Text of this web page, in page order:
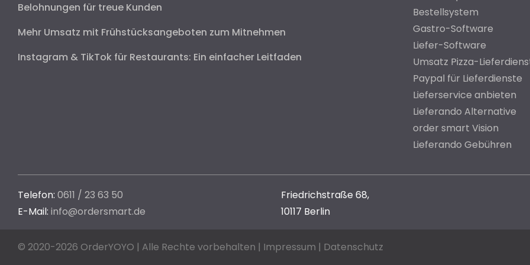
Belohnungen für treue Kunden
Mehr Umsatz mit Frühstücksangeboten zum Mitnehmen
Instagram & TikTok für Restaurants: Ein einfacher Leitfaden
Bestellsystem
Gastro-Software
Liefer-Software
Umsatz Pizza-
Paypal für Lieferdienste
Lieferservice anbieten
Lieferando Alternative
order smart Vision
Lieferando Gebühren
Telefon: 0611 / 23 63 50
E-Mail: info@ordersmart.de
Friedrichstraße 68,
10117 Berlin
© 2020-2026 OrderYOYO | Alle Rechte vorbehalten | Impressum | Datenschutz